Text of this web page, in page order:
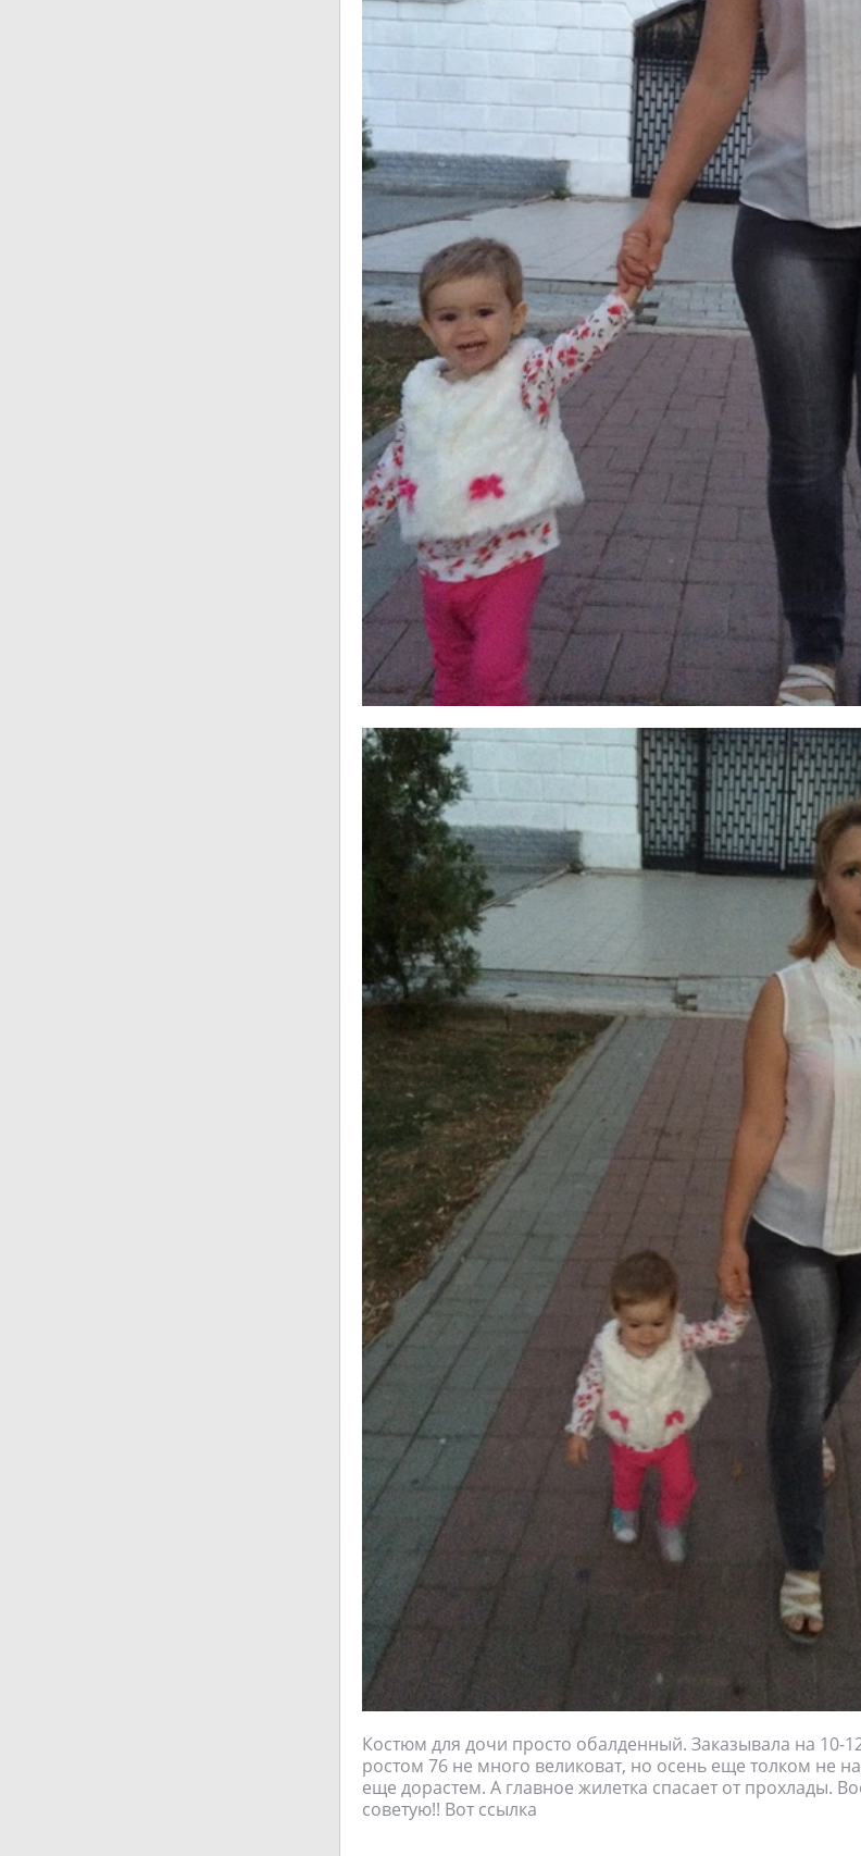
Костюм для дочи просто обалденный. Заказывала на 10-
ростом 76 не много великоват, но осень еще толком не
еще дорастем. А главное жилетка спасает от прохлады.
советую!! Вот ссылка